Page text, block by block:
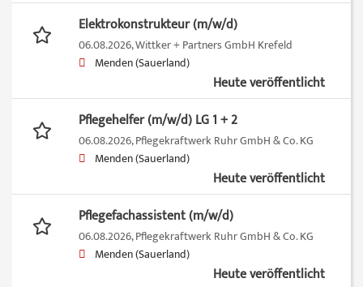
Elektrokonstrukteur (m/w/d)
06.08.2026,Wittker + Partners GmbH Krefeld
Menden (Sauerland)
Heute veröffentlicht
Pflegehelfer (m/w/d) LG 1 + 2
06.08.2026,Pflegekraftwerk Ruhr GmbH & Co. KG
Menden (Sauerland)
Heute veröffentlicht
Pflegefachassistent (m/w/d)
06.08.2026,Pflegekraftwerk Ruhr GmbH & Co. KG
Menden (Sauerland)
Heute veröffentlicht